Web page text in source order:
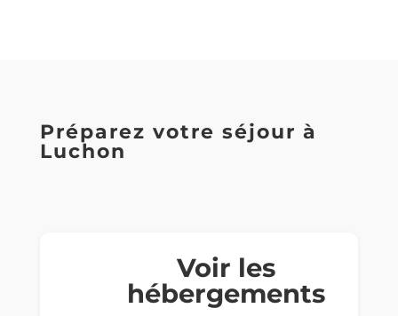
Préparez votre séjour à
Luchon
Voir les
hébergements